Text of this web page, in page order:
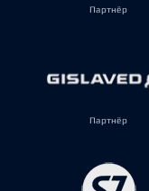
Партнёр
Партнёр